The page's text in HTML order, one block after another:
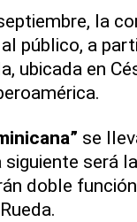
la
público, a
ubicada en
se
será
doble